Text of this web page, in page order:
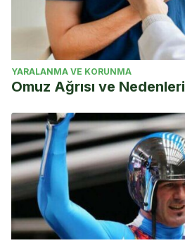
YARALANMA VE KORUNMA
Omuz Ağrısı ve Nedenleri